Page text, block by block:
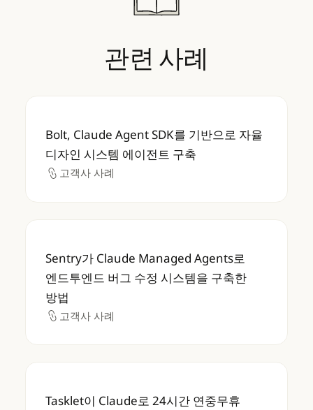
관련 사례
Bolt, Claude Agent SDK를 기반으로 자율 디
Bolt, Claude Agent SDK를 기반으로 자율
디자인 시스템 에이전트 구축
고객사 사례
고객사 사례
Sentry가 Claude Managed Agents로 엔드
Sentry가 Claude Managed Agents로
엔드투엔드 버그 수정 시스템을 구축한
방법
고객사 사례
고객사 사례
Tasklet이 Claude로 24시간 연중무휴 비즈니
Tasklet이 Claude로 24시간 연중무휴